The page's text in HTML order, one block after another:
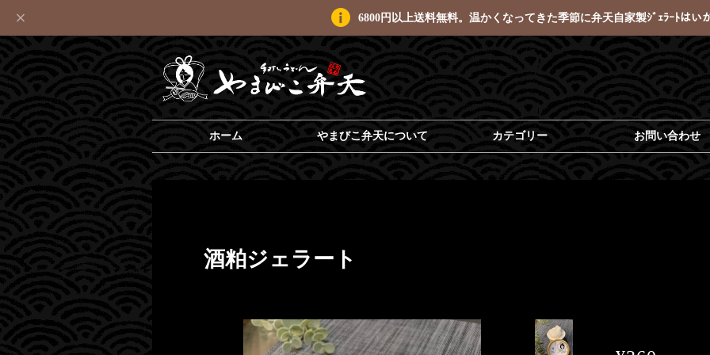
6800円以上送料無料。温かくなってきた季節に弁天自家製ｼﾞｪﾗｰﾄはい
ホーム やまびこ弁天について カテゴリー お問い合わせ
酒粕ジェラート